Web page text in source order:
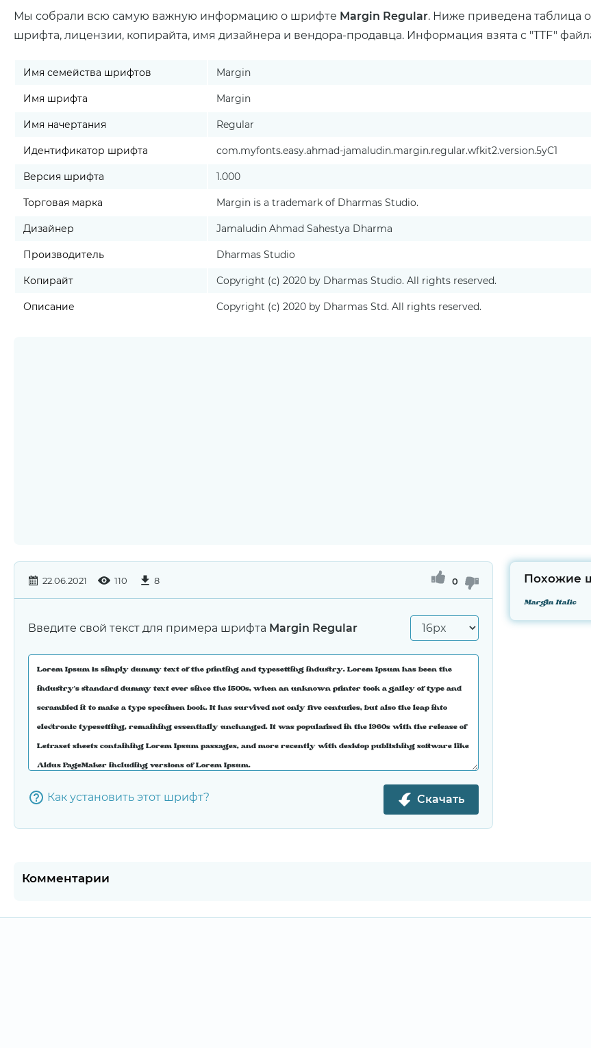
Мы собрали всю самую важную информацию о шрифте Margin Regular. Ниже приведена таблица
шрифта, лицензии, копирайта, имя дизайнера и вендора-продавца. Информация взята с "TTF"
Имя семейства шрифтов Margin
Имя шрифта Margin
Имя начертания Regular
Идентификатор шрифта com.myfonts.easy.ahmad-jamaludin.margin.regular.wfkit2.version.5yC1
Версия шрифта 1.000
Торговая марка Margin is a trademark of Dharmas Studio.
Дизайнер Jamaludin Ahmad Sahestya Dharma
Производитель Dharmas Studio
Копирайт Copyright (c) 2020 by Dharmas Studio. All rights reserved.
Описание Copyright (c) 2020 by Dharmas Std. All rights reserved.
22.06.2021 110 8 0
Введите свой текст для примера шрифта Margin Regular
Как установить этот шрифт? Скачать
Похожие
Margin Italic
Комментарии